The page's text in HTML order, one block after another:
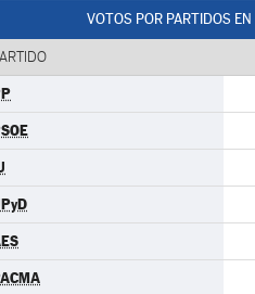
VOTOS POR PARTIDOS